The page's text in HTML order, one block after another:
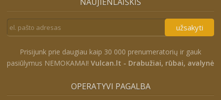
užsakyti
Prisijunk prie daugiau kaip 30 000 prenumeratorių ir gauk
pasiūlymus NEMOKAMAI! Vulcan.lt - Drabužiai, rūbai, avalynė
OPERATYVI PAGALBA